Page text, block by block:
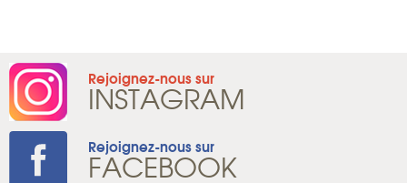
Rejoignez-nous sur
INSTAGRAM
Rejoignez-nous sur
FACEBOOK